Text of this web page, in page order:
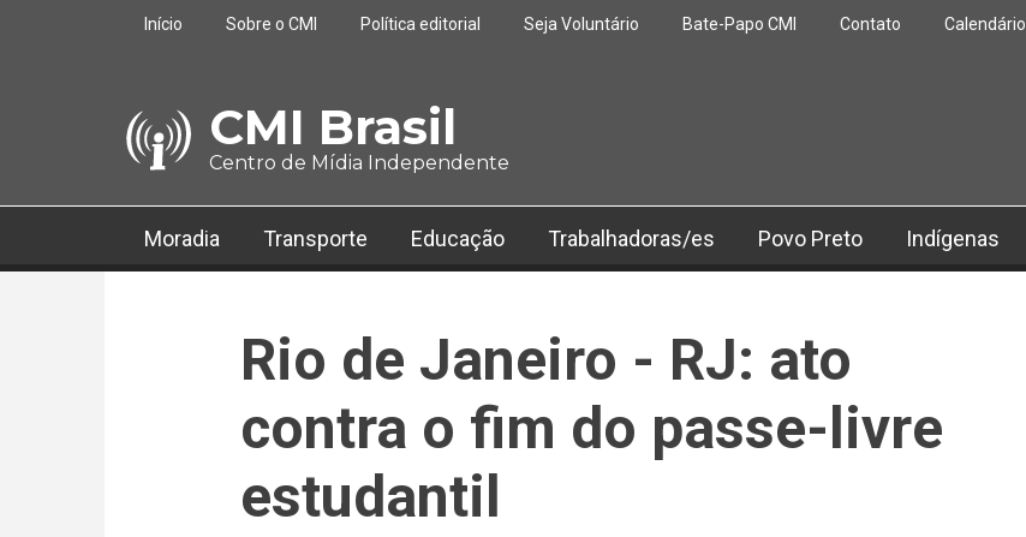
Pular para o conteúdo principal
Início Sobre o CMI Política editorial Seja Voluntário Bate-Papo CMI Contato Calendário
CMI Brasil
Centro de Mídia Independente
Moradia Transporte Educação Trabalhadoras/es Povo Preto Indígenas
Rio de Janeiro - RJ: ato
contra o fim do passe-livre
estudantil